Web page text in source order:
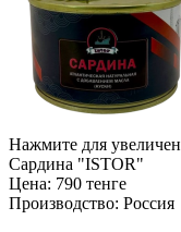
Нажмите для
Сардина "ISTOR"
Цена: 790 тенге
Производство: Россия